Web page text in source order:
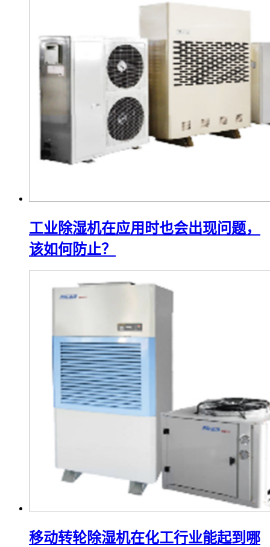
工业除湿机在应用时也会出现问题，
该如何防止？
移动转轮除湿机在化工行业能起到哪